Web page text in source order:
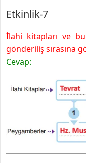
Etkinlik-7
İlahi kitapları ve
gönderiliş sırasına
Cevap: